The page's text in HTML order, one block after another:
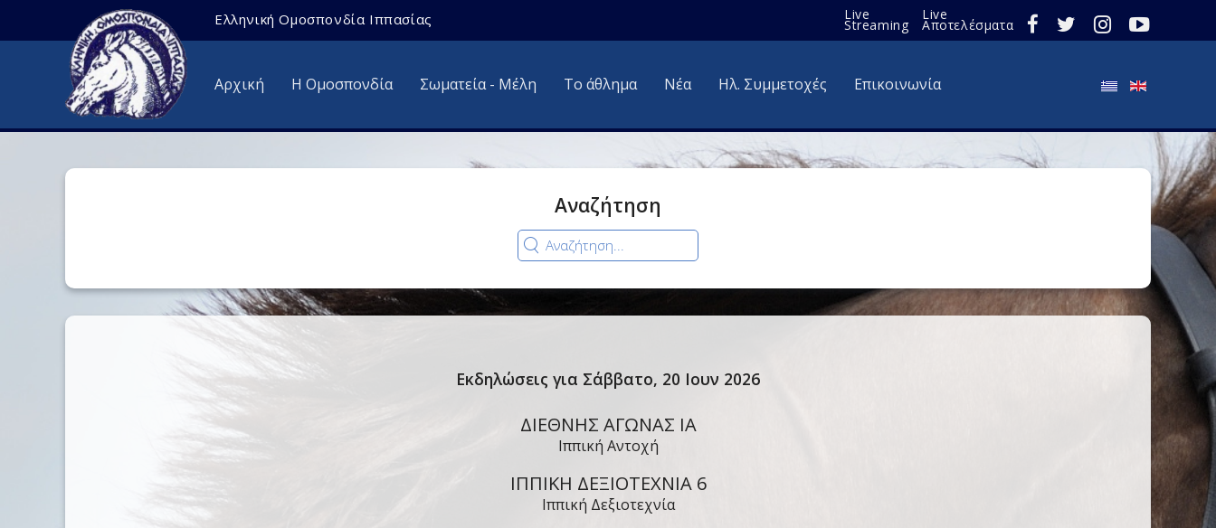
Ελληνική Ομοσπονδία Ιππασίας Live
Streaming
Live
Αποτελέσματα
Αρχική Η Ομοσπονδία Σωματεία - Μέλη Το άθλημα Νέα Ηλ. Συμμετοχές Επικοινωνία
Αναζήτηση
Εκδηλώσεις για Σάββατο, 20 Ιουν 2026
ΔΙΕΘΝΗΣ ΑΓΩΝΑΣ ΙΑ
Ιππική Αντοχή
ΙΠΠΙΚΗ ΔΕΞΙΟΤΕΧΝΙΑ 6
Ιππική Δεξιοτεχνία